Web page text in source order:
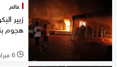
عالم
زبير
هجوم
l 6 فبراير 2026